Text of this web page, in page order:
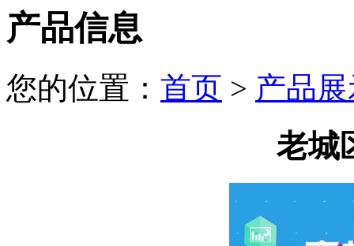
产品信息
您的位置： 首页 > 产品
老城